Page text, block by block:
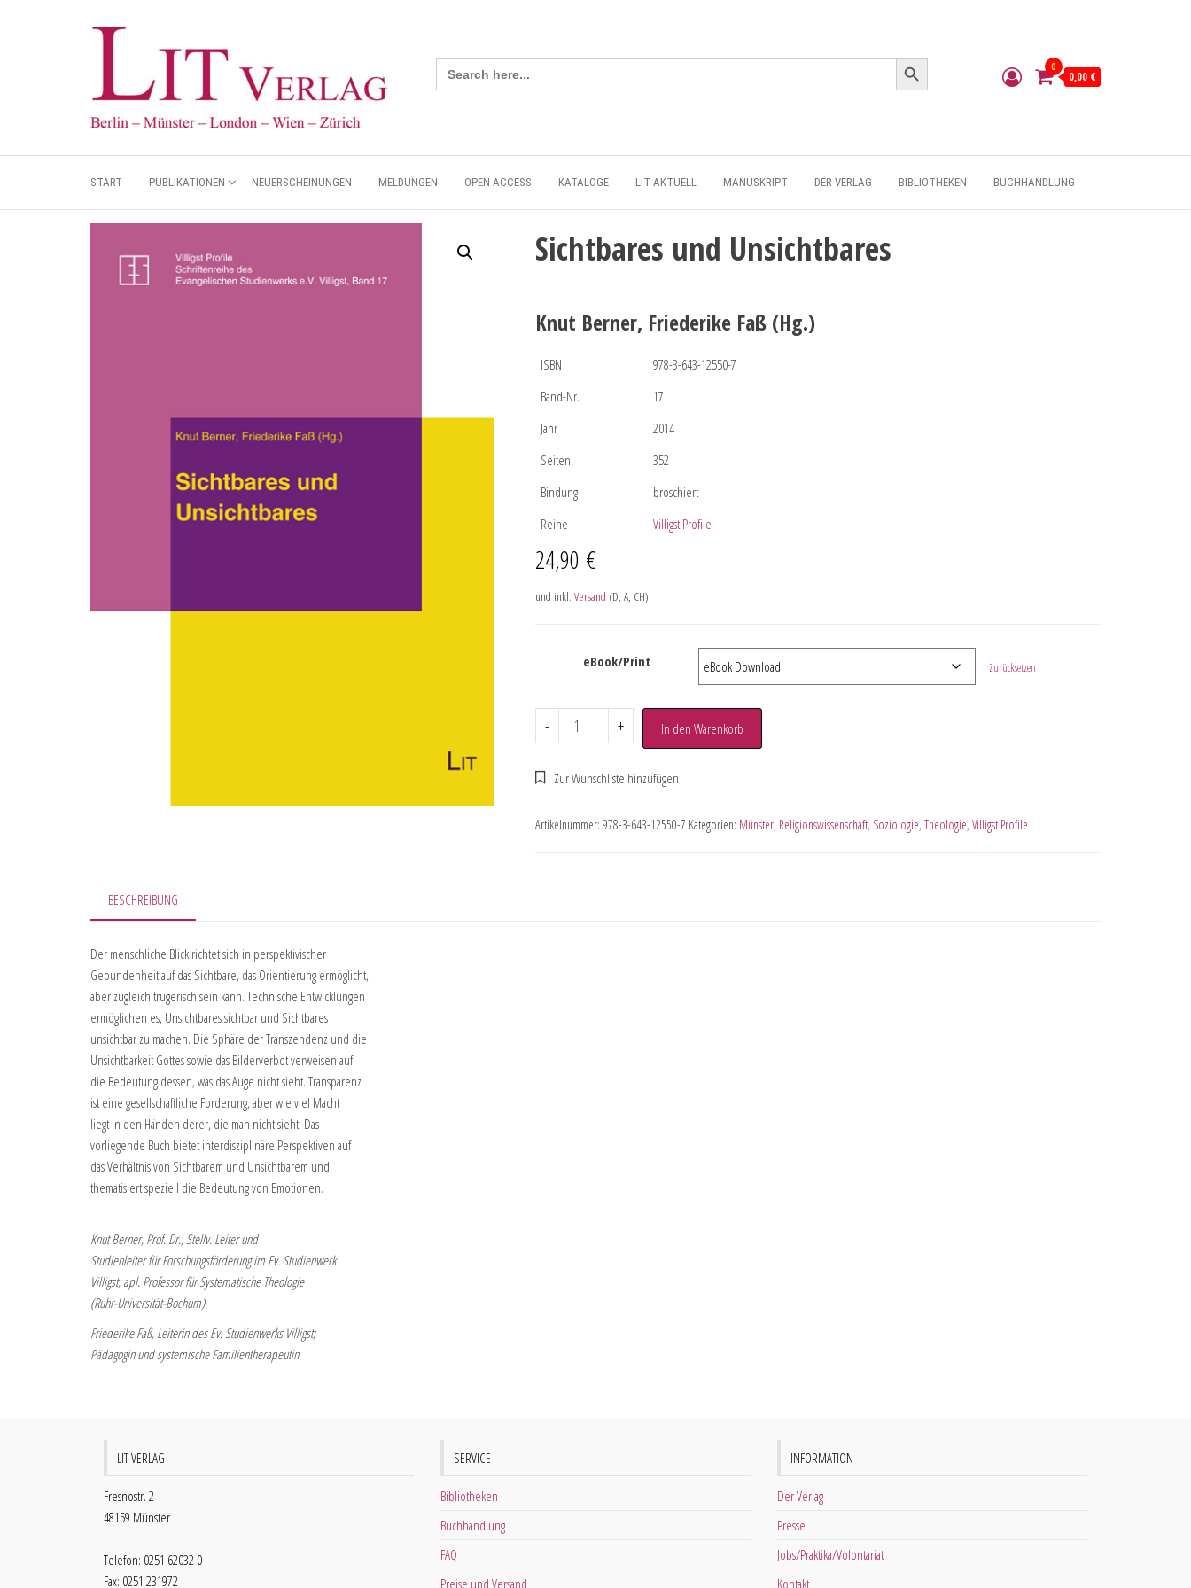
Search
for:
Search Button
0
0,00 €
START PUBLIKATIONEN NEUERSCHEINUNGEN MELDUNGEN OPEN ACCESS KATALOGE LIT AKTUELL MANUSKRIPT DER VERLAG BIBLIOTHEKEN BUCHHANDLUNG
Sichtbares und Unsichtbares
Knut Berner, Friederike Faß (Hg.)
ISBN
978-3-643-12550-7
Band-Nr.
17
Jahr
2014
Seiten
352
Bindung
broschiert
Reihe
Villigst Profile
24,90 €
und inkl. Versand (D, A, CH)
eBook/Print Zurücksetzen
- + In den Warenkorb
Artikelnummer: 978-3-643-12550-7 Kategorien: Münster, Religionswissenschaft, Soziologie, Theologie, Villigst Profile
BESCHREIBUNG
Der menschliche Blick richtet sich in perspektivischer
Gebundenheit auf das Sichtbare, das Orientierung ermöglicht,
aber zugleich trügerisch sein kann. Technische Entwicklungen
ermöglichen es, Unsichtbares sichtbar und Sichtbares
unsichtbar zu machen. Die Sphäre der Transzendenz und die
Unsichtbarkeit Gottes sowie das Bilderverbot verweisen auf
die Bedeutung dessen, was das Auge nicht sieht. Transparenz
ist eine gesellschaftliche Forderung, aber wie viel Macht
liegt in den Händen derer, die man nicht sieht. Das
vorliegende Buch bietet interdisziplinäre Perspektiven auf
das Verhältnis von Sichtbarem und Unsichtbarem und
thematisiert speziell die Bedeutung von Emotionen.
Knut Berner, Prof. Dr., Stellv. Leiter und
Studienleiter für Forschungsförderung im Ev. Studienwerk
Villigst; apl. Professor für Systematische Theologie
(Ruhr-Universität-Bochum).
Friederike Faß, Leiterin des Ev. Studienwerks Villigst;
Pädagogin und systemische Familientherapeutin.
LIT VERLAG
Fresnostr. 2
48159 Münster
Telefon: 0251 62032 0
Fax: 0251 231972
SERVICE
Bibliotheken
Buchhandlung
FAQ
Preise und Versand
INFORMATION
Der Verlag
Presse
Jobs/Praktika/Volontariat
Kontakt